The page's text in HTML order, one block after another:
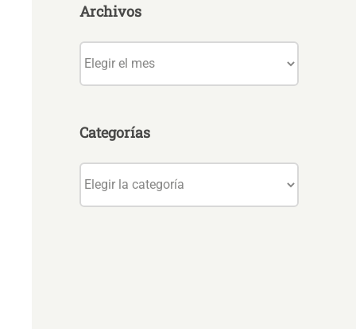
Archivos
Categorías